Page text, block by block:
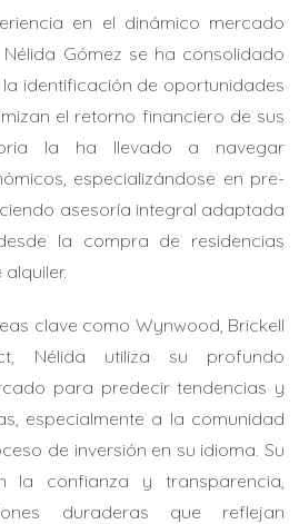
para acceder a subsidios
prestamistas ofrecen
a quienes han completado
LLÁMAME
María y su primer hogar
ser propietaria. Al asistir a un
de préstamos disponibles.
pudo acceder a un programa
un crédito fiscal considerable.
casa en el área de Miami.
José y la inversión en
en el dinámico mercado
Gómez se ha consolidado
identificación de oportunidades
el retorno financiero de sus
la ha llevado a navegar
especializándose en pre-
asesoría integral adaptada
la compra de residencias
clave como Wynwood, Brickell
Nélida utiliza su profundo
para predecir tendencias y
especialmente a la comunidad
de inversión en su idioma. Su
la confianza y transparencia,
duraderas que reflejan